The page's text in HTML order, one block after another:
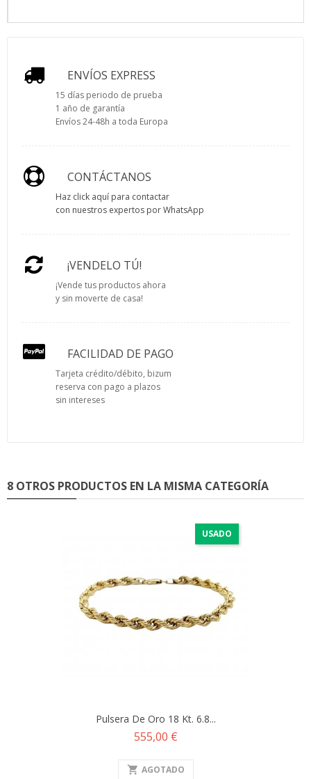
ENVÍOS EXPRESS
15 días periodo de prueba
1 año de garantía
Envíos 24-48h a toda Europa
CONTÁCTANOS
Haz click aquí para contactar
con nuestros expertos por WhatsApp
¡VENDELO TÚ!
¡Vende tus productos ahora
y sin moverte de casa!
FACILIDAD DE PAGO
Tarjeta crédito/débito, bizum
reserva con pago a plazos
sin intereses
8 OTROS PRODUCTOS EN LA MISMA CATEGORÍA
USADO
Pulsera De Oro 18 Kt. 6.8...
Precio
555,00 €
shopping_cart AGOTADO